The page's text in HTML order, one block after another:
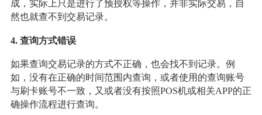
成，实际上只是进行了预授权等操作，并非实际交易，自
然也就查不到交易记录。
4. 查询方式错误
如果查询交易记录的方式不正确，也会找不到记录。例
如，没有在正确的时间范围内查询，或者使用的查询账号
与刷卡账号不一致，又或者没有按照POS机或相关APP的正
确操作流程进行查询。